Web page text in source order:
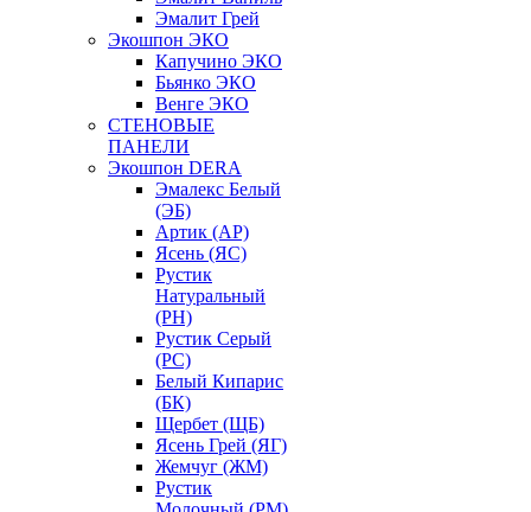
Эмалит Грей
Экошпон ЭКО
Капучино ЭКО
Бьянко ЭКО
Венге ЭКО
СТЕНОВЫЕ
ПАНЕЛИ
Экошпон DERA
Эмалекс Белый
(ЭБ)
Артик (АР)
Ясень (ЯС)
Рустик
Натуральный
(РН)
Рустик Серый
(РС)
Белый Кипарис
(БК)
Щербет (ЩБ)
Ясень Грей (ЯГ)
Жемчуг (ЖМ)
Рустик